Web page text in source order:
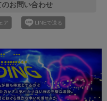
お問い合わせ
ア LINEで送る